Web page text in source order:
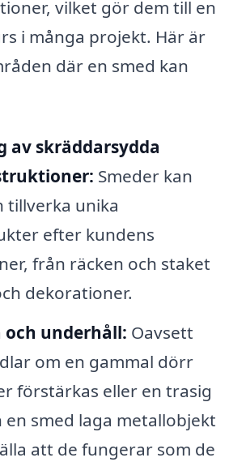
vilket gör dem till en
i många projekt. Här är
där en smed kan
av skräddarsydda
Smeder kan
tillverka unika
efter kundens
från räcken och staket
dekorationer.
och underhåll: Oavsett
om en gammal dörr
förstärkas eller en trasig
en smed laga metallobjekt
att de fungerar som de